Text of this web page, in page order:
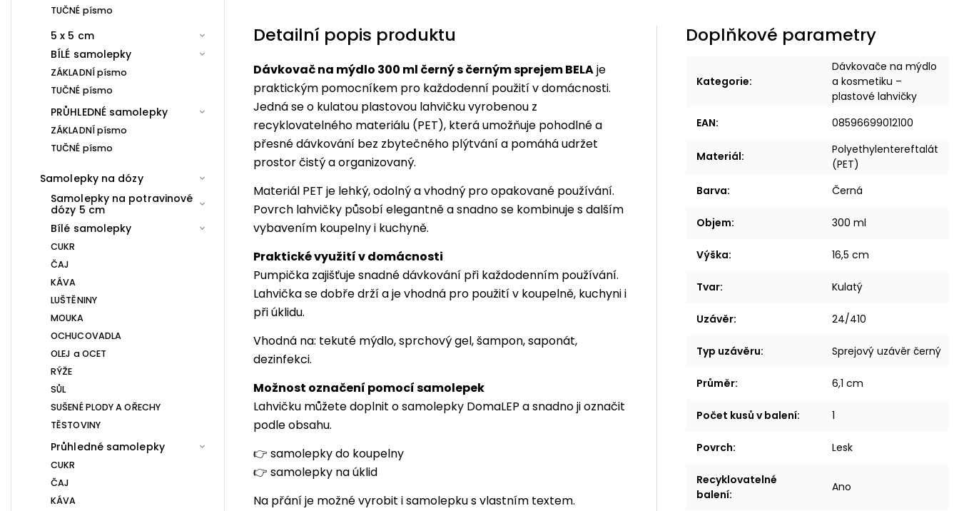
TUČNÉ písmo
5 x 5 cm
BÍLÉ samolepky
ZÁKLADNÍ písmo
TUČNÉ písmo
PRŮHLEDNÉ samolepky
ZÁKLADNÍ písmo
TUČNÉ písmo
Samolepky na dózy
Samolepky na potravinové
dózy 5 cm
Bílé samolepky
CUKR
ČAJ
KÁVA
LUŠTĚNINY
MOUKA
OCHUCOVADLA
OLEJ a OCET
RÝŽE
SŮL
SUŠENÉ PLODY A OŘECHY
TĚSTOVINY
Průhledné samolepky
CUKR
ČAJ
KÁVA
Detailní popis produktu
Dávkovač na mýdlo 300 ml černý s černým sprejem BELAje
praktickým pomocníkem pro každodenní použití v domácnosti.
Jedná se o kulatou plastovou lahvičku vyrobenou z
recyklovatelného materiálu (PET), která umožňuje pohodlné a
přesné dávkování bez zbytečného plýtvání a pomáhá udržet
prostor čistý a organizovaný.
Materiál PET je lehký, odolný a vhodný pro opakované používání.
Povrch lahvičky působí elegantně a snadno se kombinuje s dalším
vybavením koupelny i kuchyně.
Praktické využití v domácnosti
Pumpička zajišťuje snadné dávkování při každodenním používání.
Lahvička se dobře drží a je vhodná pro použití v koupelně, kuchyni i
při úklidu.
Vhodná na: tekuté mýdlo, sprchový gel, šampon, saponát,
dezinfekci.
Možnost označení pomocí samolepek
Lahvičku můžete doplnit o samolepky DomaLEP a snadno ji označit
podle obsahu.
👉 samolepky do koupelny
👉 samolepky na úklid
Na přání je možné vyrobit i samolepku s vlastním textem.
Doplňkové parametry
Kategorie:
Dávkovače na mýdlo
a kosmetiku –
plastové lahvičky
EAN: 08596699012100
Materiál:
Polyethylentereftalát
(PET)
Barva: Černá
Objem: 300 ml
Výška: 16,5 cm
Tvar: Kulatý
Uzávěr: 24/410
Typ uzávěru: Sprejový uzávěr černý
Průměr: 6,1 cm
Počet kusů v balení: 1
Povrch: Lesk
Recyklovatelné
balení:
Ano